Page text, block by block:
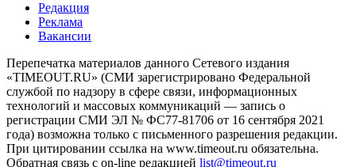
Редакция
Реклама
Вакансии
Перепечатка материалов данного Сетевого издания
«TIMEOUT.RU» (СМИ зарегистрировано Федеральной
службой по надзору в сфере связи, информационных
технологий и массовых коммуникаций — запись о
регистрации СМИ ЭЛ № ФС77-81706 от 16 сентября 2021
года) возможна только с письменного разрешения редакции.
При цитировании ссылка на www.timeout.ru обязательна.
Обратная связь с on-line редакцией list@timeout.ru